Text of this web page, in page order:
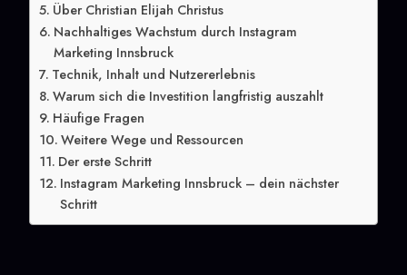
Über Christian Elijah Christus
Nachhaltiges Wachstum durch Instagram
Marketing Innsbruck
Technik, Inhalt und Nutzererlebnis
Warum sich die Investition langfristig auszahlt
Häufige Fragen
Weitere Wege und Ressourcen
Der erste Schritt
Instagram Marketing Innsbruck – dein nächster
Schritt